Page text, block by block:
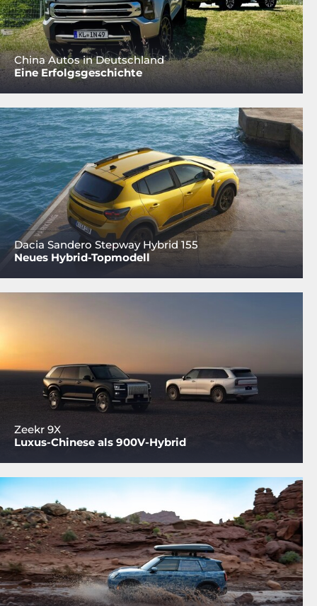
China Autos in Deutschland
Eine Erfolgsgeschichte
Dacia Sandero Stepway Hybrid 155
Neues Hybrid-Topmodell
Zeekr 9X
Luxus-Chinese als 900V-Hybrid